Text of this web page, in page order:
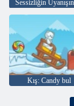
Kış: Candy bul